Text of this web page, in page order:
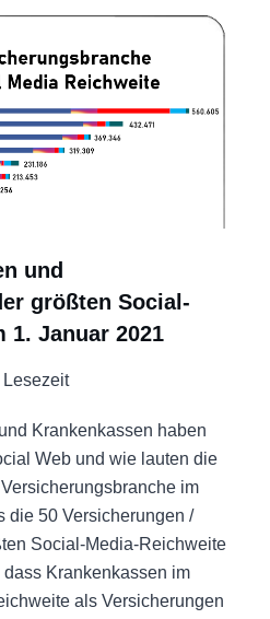
und
größten Social-
1. Januar 2021
Krankenkassen haben
Web und wie lauten die
im
die 50 Versicherungen /
Social-Media-Reichweite
Krankenkassen im
als Versicherungen